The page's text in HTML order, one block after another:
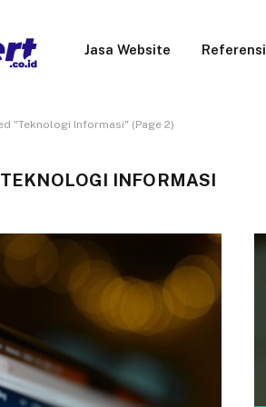
Jasa Website Referensi
"Teknologi Informasi" (Page 2)
TEKNOLOGI INFORMASI